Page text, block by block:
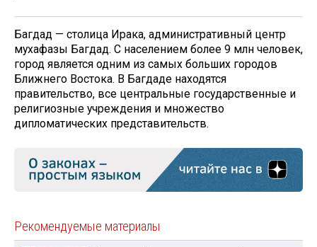
Багдад — столица Ирака, административный центр
мухафазы Багдад. С населением более 9 млн человек,
город является одним из самых больших городов
Ближнего Востока. В Багдаде находятся
правительство, все центральные государственные и
религиозные учреждения и множество
дипломатических представительств.
Рекомендуемые материалы